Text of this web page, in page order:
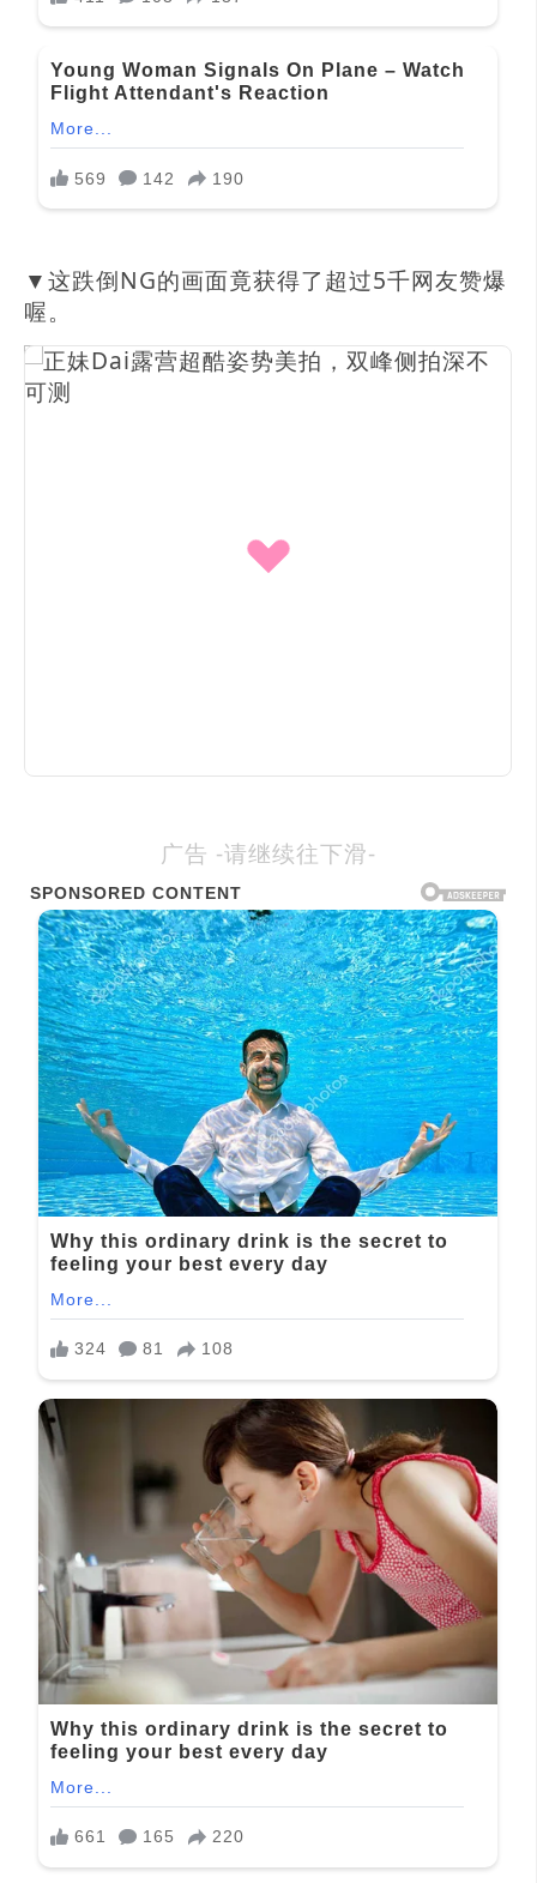
▼这跌倒NG的画面竟获得了超过5千网友赞爆
喔。
广告 -请继续往下滑-